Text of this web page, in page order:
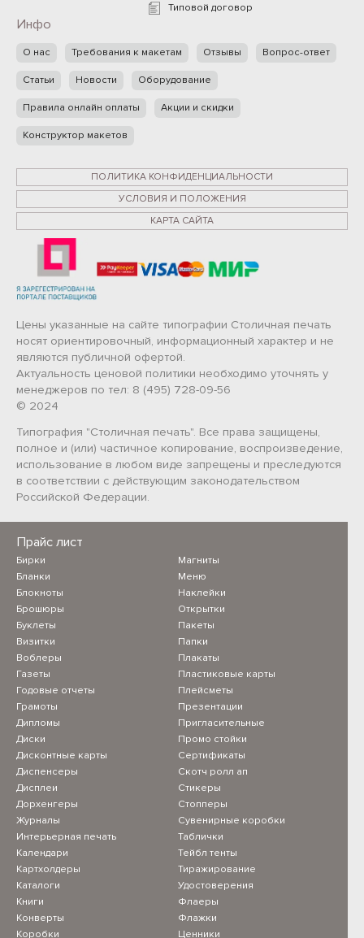
Прайс лист
Бирки
Бланки
Блокноты
Брошюры
Буклеты
Визитки
Воблеры
Газеты
Годовые отчеты
Грамоты
Дипломы
Диски
Дисконтные карты
Диспенсеры
Дисплеи
Дорхенгеры
Журналы
Интерьерная печать
Календари
Картхолдеры
Каталоги
Книги
Конверты
Коробки
Магниты
Меню
Наклейки
Открытки
Пакеты
Папки
Плакаты
Пластиковые карты
Плейсметы
Презентации
Пригласительные
Промо стойки
Сертификаты
Скотч ролл ап
Стикеры
Стопперы
Сувенирные коробки
Таблички
Тейбл тенты
Тиражирование
Удостоверения
Флаеры
Флажки
Ценники
Типовой договор
Инфо
О нас Требования к макетам Отзывы Вопрос-ответ
Статьи Новости Оборудование
Правила онлайн оплаты Акции и скидки
Конструктор макетов
ПОЛИТИКА КОНФИДЕНЦИАЛЬНОСТИ
УСЛОВИЯ И ПОЛОЖЕНИЯ
КАРТА САЙТА
Цены указанные на сайте типографии Столичная печать
носят ориентировочный, информационный характер и не
являются публичной офертой.
Актуальность ценовой политики необходимо уточнять у
менеджеров по тел: 8 (495) 728-09-56
© 2024
Типография "Столичная печать". Все права защищены,
полное и (или) частичное копирование, воспроизведение,
использование в любом виде запрещены и преследуются
в соответствии с действующим законодательством
Российской Федерации.